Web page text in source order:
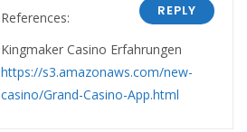
REPLY
References:
Kingmaker Casino Erfahrungen
https://s3.amazonaws.com/new-
casino/Grand-Casino-App.html